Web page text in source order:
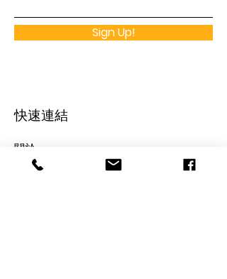
Sign Up!
快速連結
關於
支持龍耳